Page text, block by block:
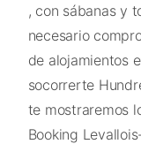
, con sábanas y
necesario
de alojamientos
socorrerte
te mostraremos
Booking